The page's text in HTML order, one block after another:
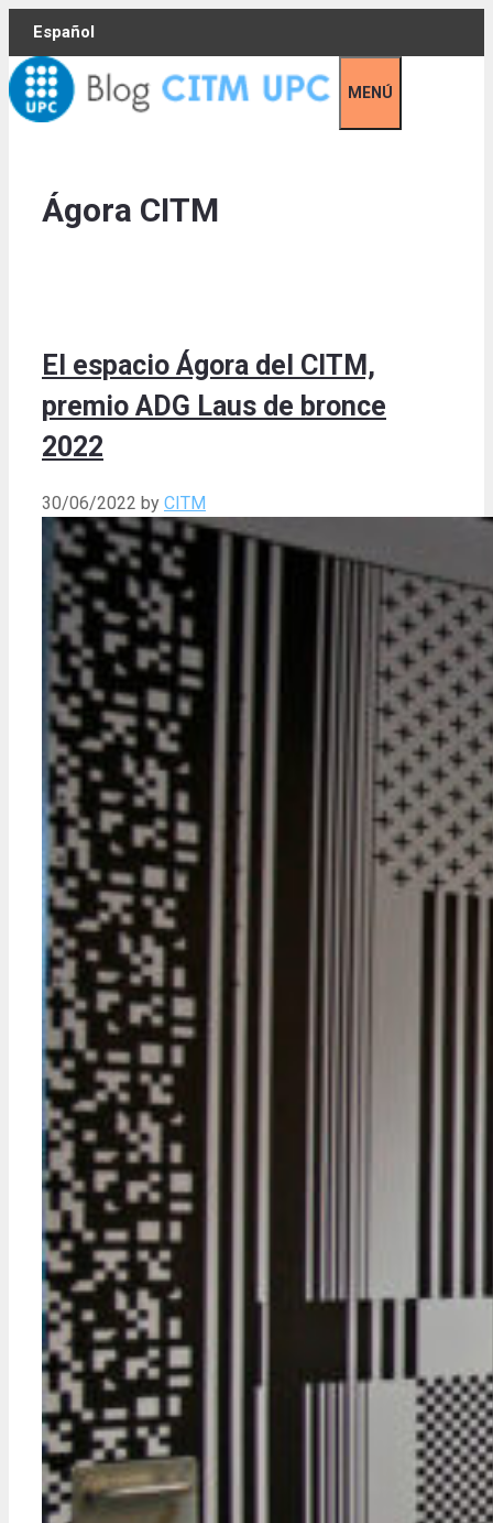
Skip
content
Español
MENÚ
Ágora CITM
El espacio Ágora del CITM,
premio ADG Laus de bronce
2022
30/06/2022 by CITM